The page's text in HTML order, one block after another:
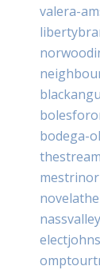
valera-
bodega-